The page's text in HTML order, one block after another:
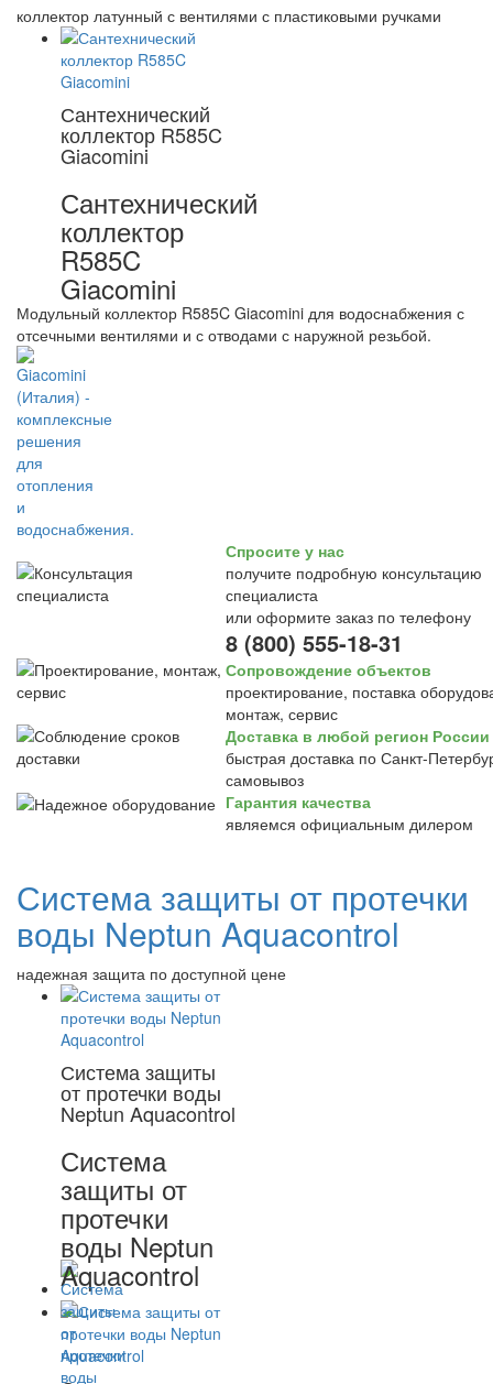
коллектор латунный с вентилями с пластиковыми ручками
Сантехнический
коллектор R585C
Giacomini
Сантехнический
коллектор
R585C
Giacomini
Модульный коллектор R585C Giacomini для водоснабжения с
отсечными вентилями и с отводами с наружной резьбой.
Спросите у нас
получите подробную консультацию
специалиста
или оформите заказ по телефону
8 (800) 555-18-31
Сопровождение объектов
проектирование, поставка
монтаж, сервис
Доставка в любой регион России
быстрая доставка по Санкт-
самовывоз
Гарантия качества
являемся официальным дилером
Система защиты от протечки
воды Neptun Aquacontrol
надежная защита по доступной цене
Система защиты
от протечки воды
Neptun Aquacontrol
Система
защиты от
протечки
воды Neptun
Aquacontrol